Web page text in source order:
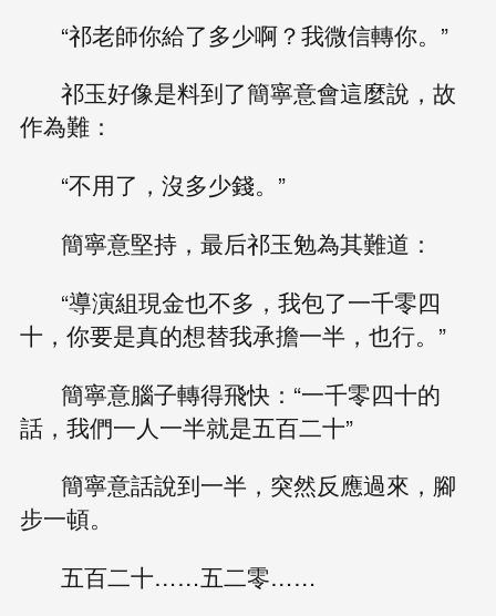
“祁老師你給了多少啊？我微信轉你。”
祁玉好像是料到了簡寧意會這麼說，故
作為難：
“不用了，沒多少錢。”
簡寧意堅持，最后祁玉勉為其難道：
“導演組現金也不多，我包了一千零四
十，你要是真的想替我承擔一半，也行。”
簡寧意腦子轉得飛快：“一千零四十的
話，我們一人一半就是五百二十”
簡寧意話說到一半，突然反應過來，腳
步一頓。
五百二十……五二零……